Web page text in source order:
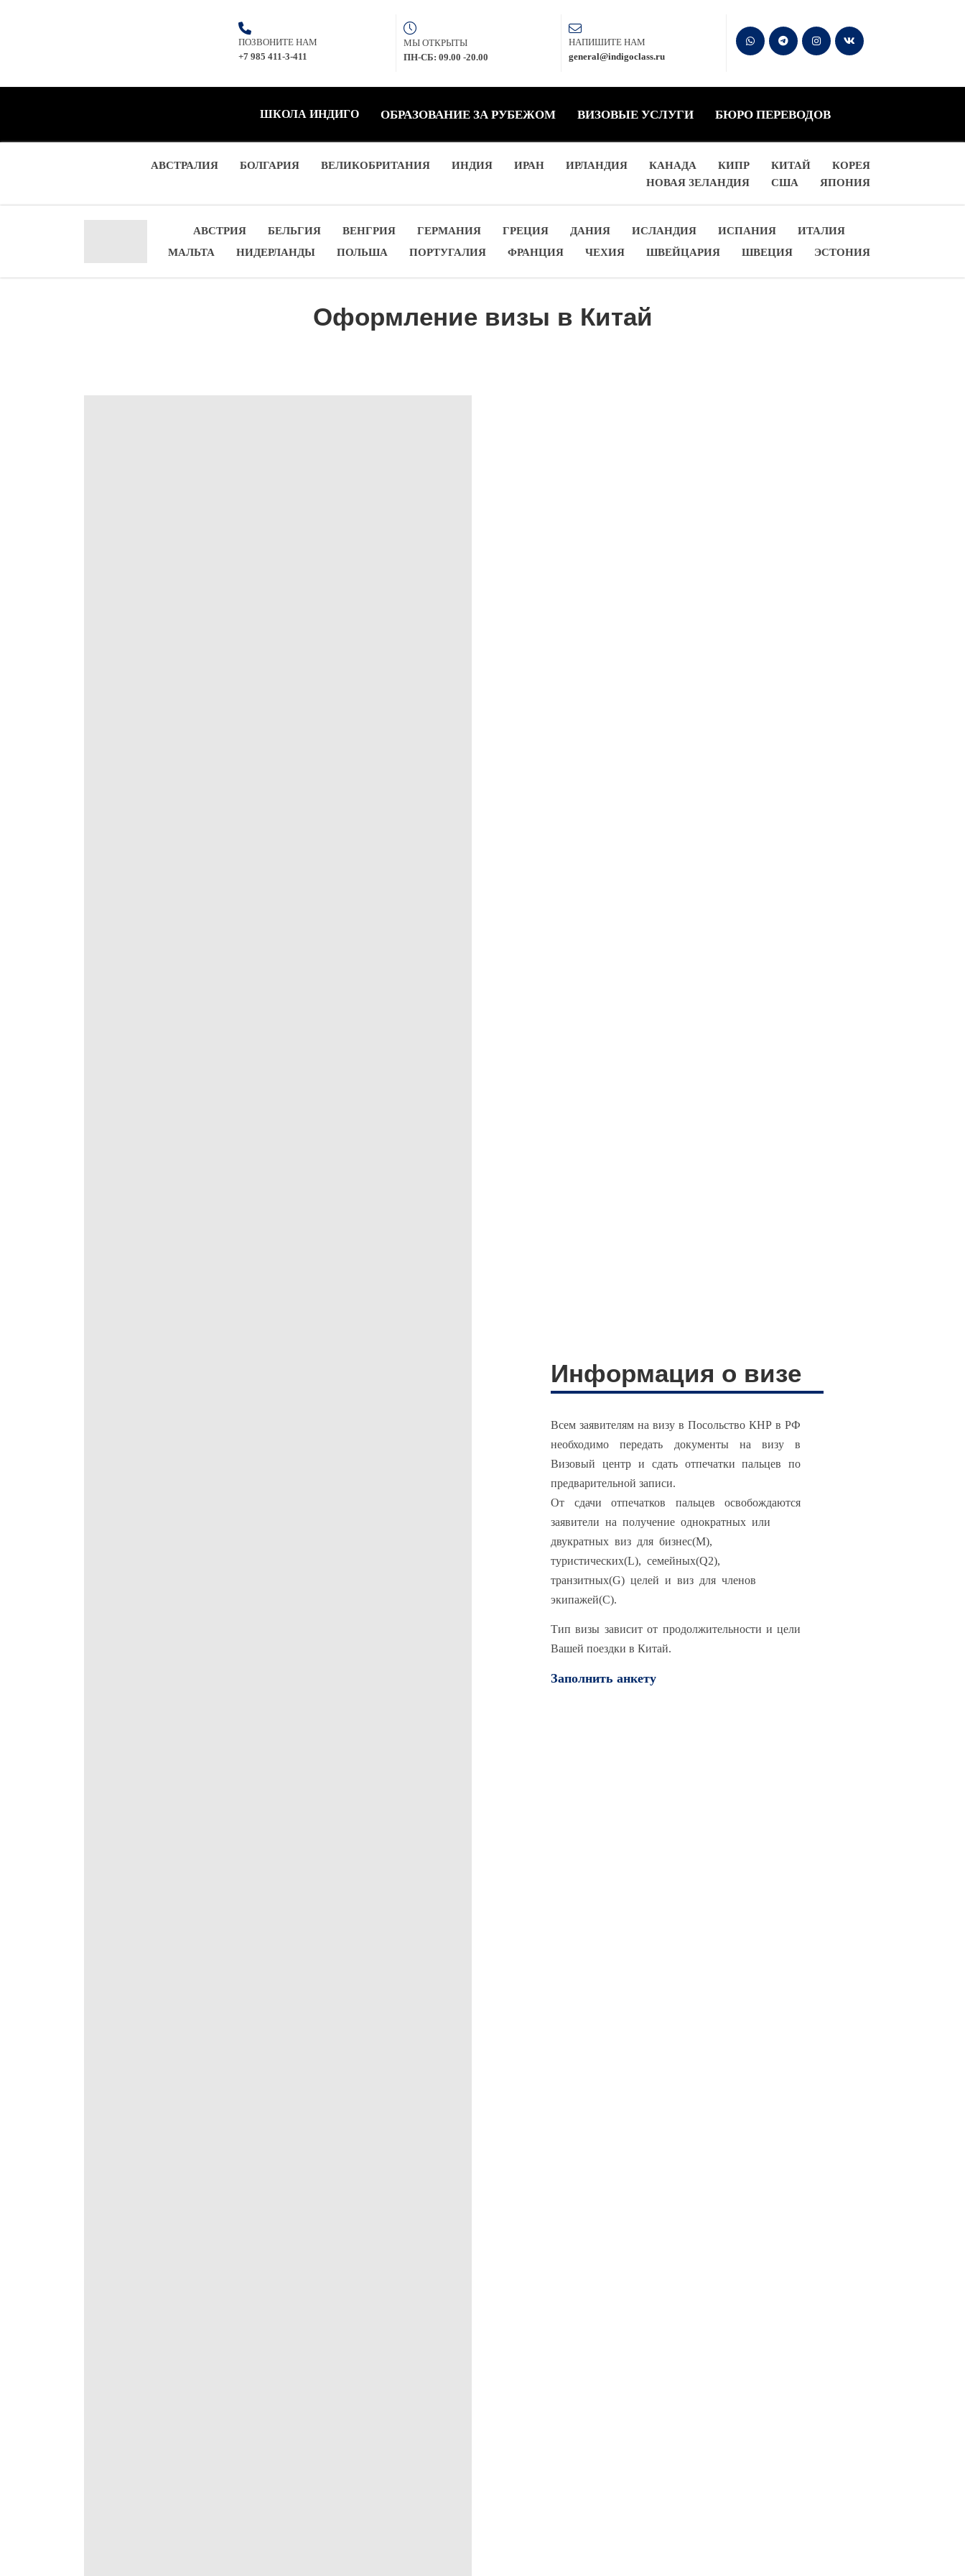
ПОЗВОНИТЕ НАМ
+7 985 411-3-411
МЫ ОТКРЫТЫ
ПН-СБ: 09.00 -20.00
НАПИШИТЕ НАМ
general@indigoclass.ru
ШКОЛА ИНДИГО ОБРАЗОВАНИЕ ЗА РУБЕЖОМ ВИЗОВЫЕ УСЛУГИ БЮРО ПЕРЕВОДОВ
АВСТРАЛИЯ БОЛГАРИЯ ВЕЛИКОБРИТАНИЯ ИНДИЯ ИРАН ИРЛАНДИЯ КАНАДА КИПР КИТАЙ
КОРЕЯ
НОВАЯ ЗЕЛАНДИЯ
США ЯПОНИЯ
АВСТРИЯ БЕЛЬГИЯ ВЕНГРИЯ ГЕРМАНИЯ ГРЕЦИЯ ДАНИЯ ИСЛАНДИЯ ИСПАНИЯ
ИТАЛИЯ
МАЛЬТА
НИДЕРЛАНДЫ ПОЛЬША ПОРТУГАЛИЯ ФРАНЦИЯ ЧЕХИЯ ШВЕЙЦАРИЯ ШВЕЦИЯ ЭСТОНИЯ
Оформление визы в Китай
Информация о визе
Всем заявителям на визу в Посольство КНР в РФ
необходимо передать документы на визу в
Визовый центр и сдать отпечатки пальцев по
предварительной записи.
От сдачи отпечатков пальцев освобождаются
заявители на получение однократных или
двукратных виз для бизнес(M),
туристических(L), семейных(Q2),
транзитных(G) целей и виз для членов
экипажей(C).
Тип визы зависит от продолжительности и цели
Вашей поездки в Китай.
Заполнить анкету